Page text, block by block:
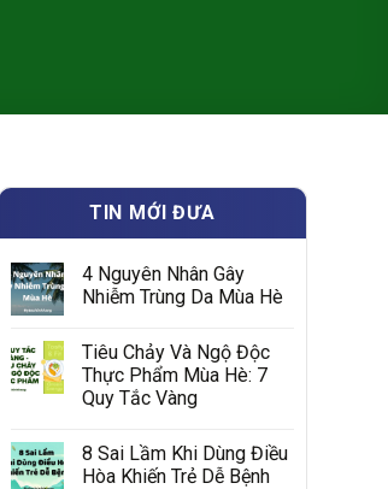
TIN MỚI ĐƯA
4 Nguyên Nhân Gây
Nhiễm Trùng Da Mùa Hè
Tiêu Chảy Và Ngộ Độc
Thực Phẩm Mùa Hè: 7
Quy Tắc Vàng
8 Sai Lầm Khi Dùng Điều
Hòa Khiến Trẻ Dễ Bệnh